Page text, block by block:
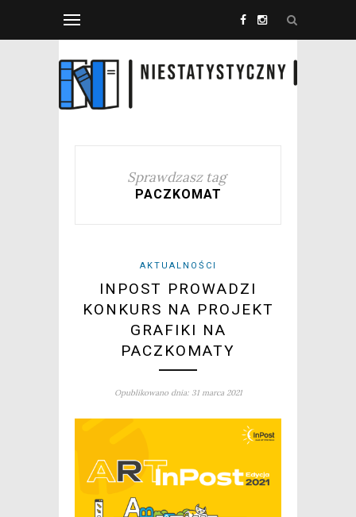
Sprawdzasz tag
PACZKOMAT
AKTUALNOŚCI
INPOST PROWADZI
KONKURS NA PROJEKT
GRAFIKI NA
PACZKOMATY
Opublikowano dnia: 31 marca 2021